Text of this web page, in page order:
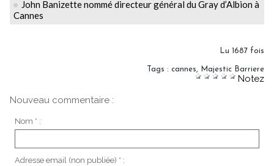
John Banizette nommé directeur général du Gray d’Albion à
Cannes
Lu 1687 fois
Tags : cannes Majestic Barriere
Notez
Nouveau commentaire :
Nom * :
Adresse email (non publiée) * :